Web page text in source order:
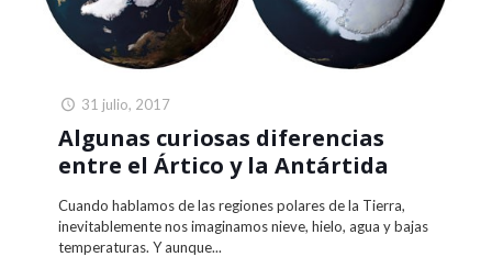
31 julio, 2017
Algunas curiosas diferencias
entre el Ártico y la Antártida
Cuando hablamos de las regiones polares de la Tierra,
inevitablemente nos imaginamos nieve, hielo, agua y bajas
temperaturas. Y aunque...